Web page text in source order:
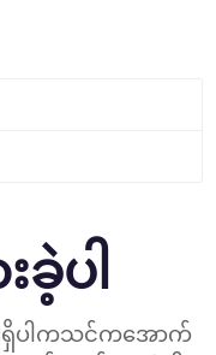
ပါ
ပါကသင်ကအောက်